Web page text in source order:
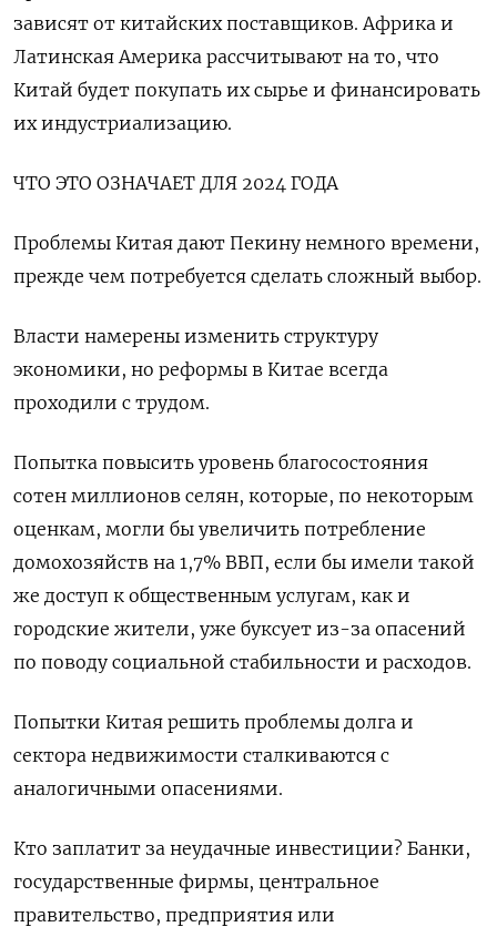
зависят от китайских поставщиков. Африка и
Латинская Америка рассчитывают на то, что
Китай будет покупать их сырье и финансировать
их индустриализацию.
ЧТО ЭТО ОЗНАЧАЕТ ДЛЯ 2024 ГОДА
Проблемы Китая дают Пекину немного времени,
прежде чем потребуется сделать сложный выбор.
Власти намерены изменить структуру
экономики, но реформы в Китае всегда
проходили с трудом.
Попытка повысить уровень благосостояния
сотен миллионов селян, которые, по некоторым
оценкам, могли бы увеличить потребление
домохозяйств на 1,7% ВВП, если бы имели такой
же доступ к общественным услугам, как и
городские жители, уже буксует из-за опасений
по поводу социальной стабильности и расходов.
Попытки Китая решить проблемы долга и
сектора недвижимости сталкиваются с
аналогичными опасениями.
Кто заплатит за неудачные инвестиции? Банки,
государственные фирмы, центральное
правительство, предприятия или